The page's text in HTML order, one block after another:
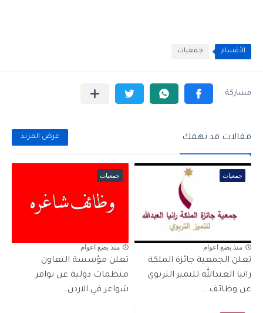
الأقسام جمعيات
مقالات قد تهمك عرض المزيد
جمعيات
منذ بضع اعوام
تعلن الجمعية جائزة الملكة
رانيا العبدالله للتميز التربوي
عن وظائف...
جمعيات
منذ بضع اعوام
تعلن مؤسسة التعاون
منظمات دولية عن توافر
شواغر في الاردن...